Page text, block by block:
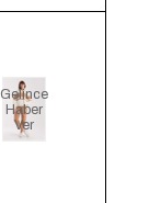
Gelince
Haber
Ver